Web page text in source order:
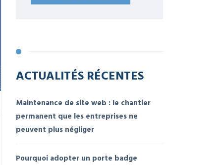
ACTUALITÉS RÉCENTES
Maintenance de site web : le chantier
permanent que les entreprises ne
peuvent plus négliger
Pourquoi adopter un porte badge